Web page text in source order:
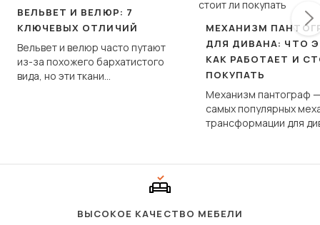
ВЕЛЬВЕТ И ВЕЛЮР: 7
КЛЮЧЕВЫХ ОТЛИЧИЙ
Вельвет и велюр часто путают
из-за похожего бархатистого
вида, но эти ткани
МЕХАНИЗМ
ДЛЯ ДИВАНА: ЧТО
КАК РАБОТАЕТ И
ПОКУПАТЬ
Механизм пантограф
самых популярных
трансформации для
сиденье не
дугообразной
ВЫСОКОЕ КАЧЕСТВО МЕБЕЛИ